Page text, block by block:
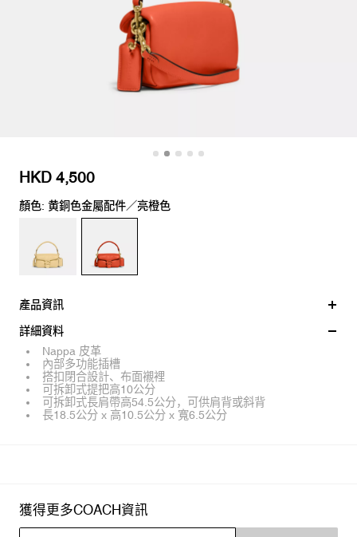
HKD 4,500
顏色: 黄銅色金屬配件／亮橙色
產品資訊
詳細資料
Nappa 皮革
內部多功能插槽
搭扣閉合設計、布面襯裡
可拆卸式提把高10公分
可拆卸式長肩帶高54.5公分，可供肩背或斜背
長18.5公分 x 高10.5公分 x 寬6.5公分
獲得更多COACH資訊